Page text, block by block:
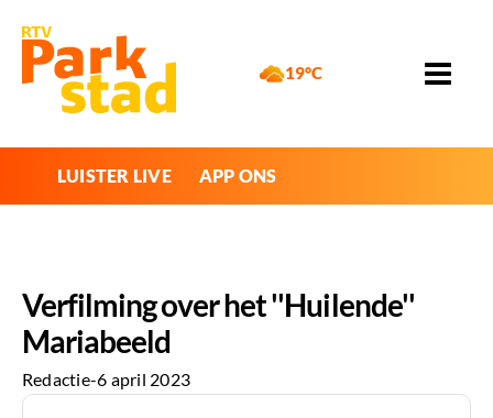
19°C
LUISTER LIVE APP ONS
Verfilming over het ''Huilende''
Mariabeeld
Redactie-6 april 2023